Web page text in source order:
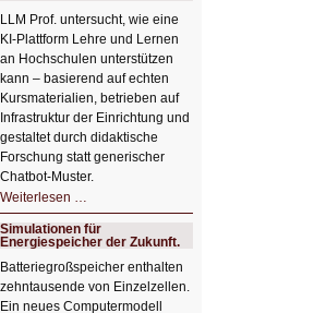
LLM Prof. untersucht, wie eine
KI‑Plattform Lehre und Lernen
an Hochschulen unterstützen
kann – basierend auf echten
Kursmaterialien, betrieben auf
Infrastruktur der Einrichtung und
gestaltet durch didaktische
Forschung statt generischer
Chatbot‑Muster.
Weiterlesen …
KI-
System
zur
Lernunterstützung
von
Studierenden
Simulationen für
Energiespeicher der Zukunft.
Batteriegroßspeicher enthalten
zehntausende von Einzelzellen.
Ein neues Computermodell